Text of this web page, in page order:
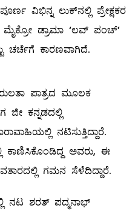
ವಿಭಿನ್ನ ಲುಕ್‌ನಲ್ಲಿ ಪ್ರೇಕ್ಷಕರ
ಡ್ರಾಮಾ ‘ಲವ್ ಪಂಚ್’
ಚರ್ಚೆಗೆ ಕಾರಣವಾಗಿದೆ.
ಪಾತ್ರದ ಮೂಲಕ
ಕನ್ನಡದಲ್ಲಿ
ನಟಿಸುತ್ತಿದ್ದಾರೆ.
ಕಾಣಿಸಿಕೊಂಡಿದ್ದ ಅವರು, ಈ
ಗಮನ ಸೆಳೆದಿದ್ದಾರೆ.
ನಟ ಶರತ್ ಪದ್ಮನಾಭ್